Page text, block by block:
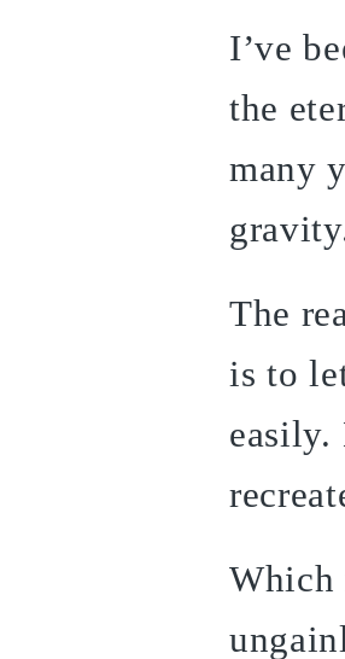
I’ve
the
many
The
is to
Which